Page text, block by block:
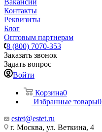
Вакансии
Контакты
Реквизиты
Блог
Оптовым партнерам
8 (800) 7070-353
Заказать звонок
Задать вопрос
Войти
Корзина0
Избранные товары0
estet@estet.ru
г. Москва, ул. Веткина, 4